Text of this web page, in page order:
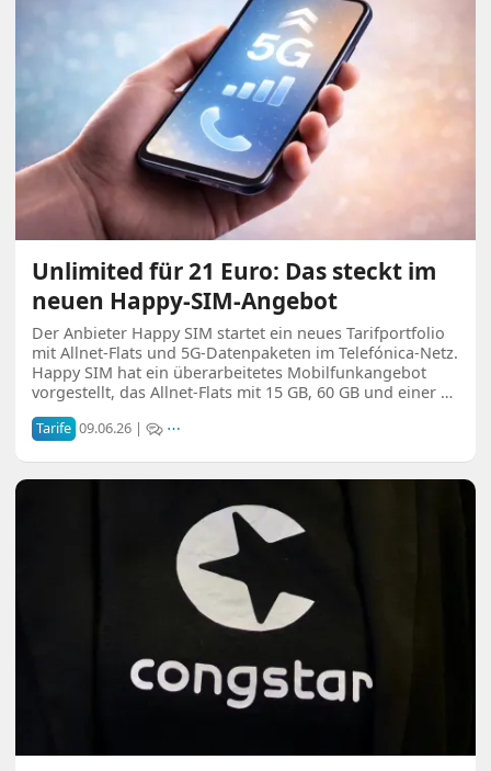
Unlimited für 21 Euro: Das steckt im
neuen Happy-SIM-Angebot
Der Anbieter Happy SIM startet ein neues Tarifportfolio
mit Allnet-Flats und 5G-Datenpaketen im Telefónica-Netz.
Happy SIM hat ein überarbeitetes Mobilfunkangebot
vorgestellt, das Allnet-Flats mit 15 GB, 60 GB und einer …
Tarife 09.06.26 | ⋯